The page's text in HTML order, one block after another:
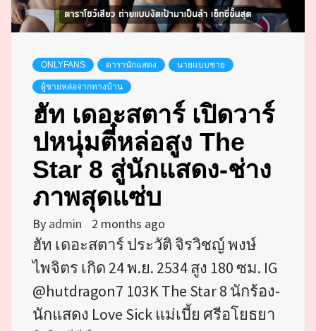
ONLYFANS ดารานักแสดง นายแบบชาย
ผู้ชายหล่อจากทางบ้าน
ฮัท เดอะสตาร์ เปิดวาร์
ปหนุ่มตี๋หล่อสูง The
Star 8 สู่นักแสดง-ช่าง
ภาพสุดแซ่บ
By admin 2 months ago
ฮัท เดอะสตาร์ ประวัติ จิรวิชญ์ พงษ์
ไพจิตร เกิด 24 พ.ย. 2534 สูง 180 ซม. IG
@hutdragon7 103K The Star 8 นักร้อง-
นักแสดง Love Sick แม่เบี้ย ศรีอโยธยา